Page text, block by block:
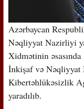
Azərbaycan
Nəqliyyat Nazirliyi
Xidmətinin
İnkişaf və
Kibertəhlükəsizlik
yaradılıb.